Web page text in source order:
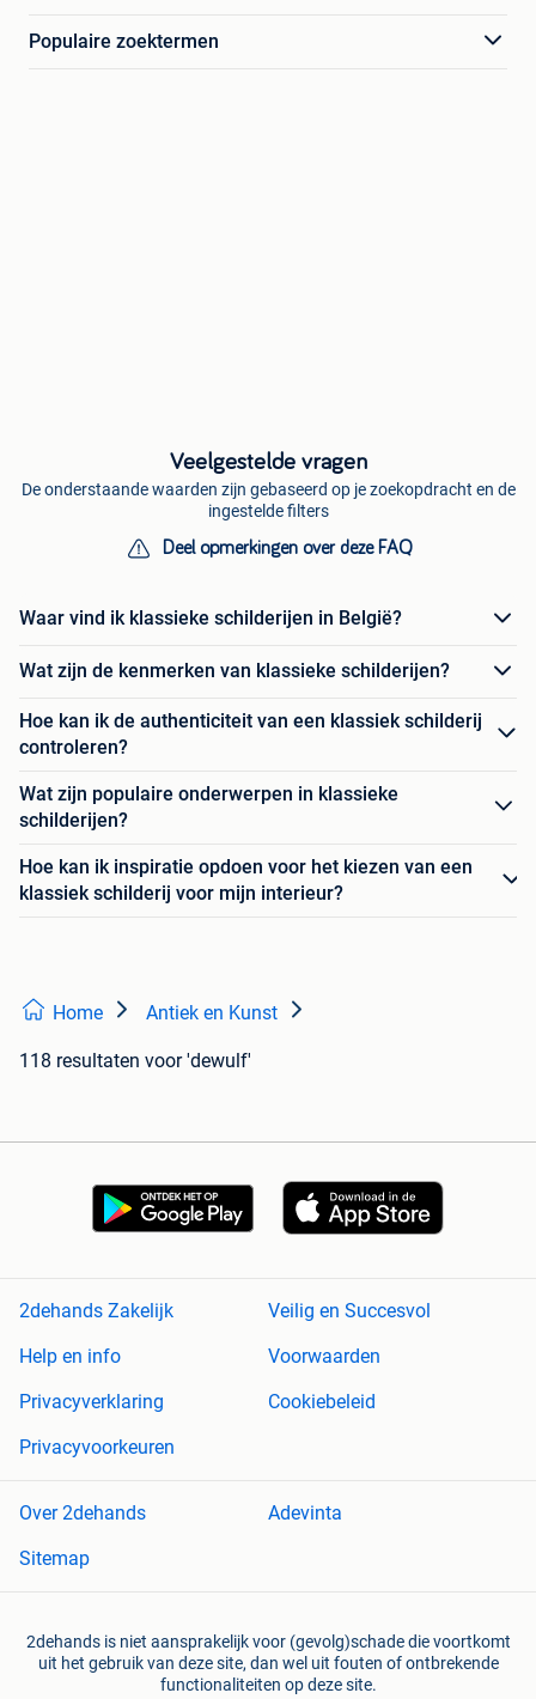
Populaire zoektermen
Veelgestelde vragen
De onderstaande waarden zijn gebaseerd op je zoekopdracht en de
ingestelde filters
Deel opmerkingen over deze FAQ
Waar vind ik klassieke schilderijen in België?
Wat zijn de kenmerken van klassieke schilderijen?
Hoe kan ik de authenticiteit van een klassiek schilderij
controleren?
Wat zijn populaire onderwerpen in klassieke
schilderijen?
Hoe kan ik inspiratie opdoen voor het kiezen van een
klassiek schilderij voor mijn interieur?
Home Antiek en Kunst
118 resultaten voor 'dewulf'
2dehands Zakelijk
Veilig en Succesvol
Help en info
Voorwaarden
Privacyverklaring
Cookiebeleid
Privacyvoorkeuren
Over 2dehands
Adevinta
Sitemap
2dehands is niet aansprakelijk voor (gevolg)schade die voortkomt
uit het gebruik van deze site, dan wel uit fouten of ontbrekende
functionaliteiten op deze site.